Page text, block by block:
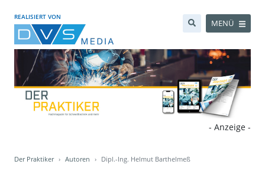
REALISIERT VON
MENÜ
- Anzeige -
Der Praktiker Autoren Dipl.-Ing. Helmut Barthelmeß